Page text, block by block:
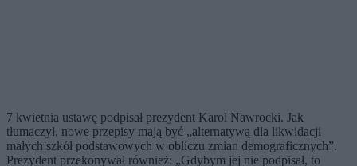
7 kwietnia ustawę podpisał prezydent Karol Nawrocki. Jak
tłumaczył, nowe przepisy mają być „alternatywą dla likwidacji
małych szkół podstawowych w obliczu zmian demograficznych”.
Prezydent przekonywał również: „Gdybym jej nie podpisał, to